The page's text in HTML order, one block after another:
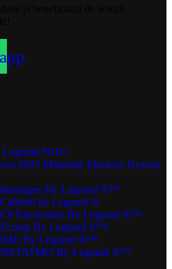
și beneficiază de soluții
NOU
Materiale Electrice Gewiss
By Legrand ®™
by Legrand ®
Electronics By Legrand ®™
By Legrand ®™
By Legrand ®™
By Legrand ®™